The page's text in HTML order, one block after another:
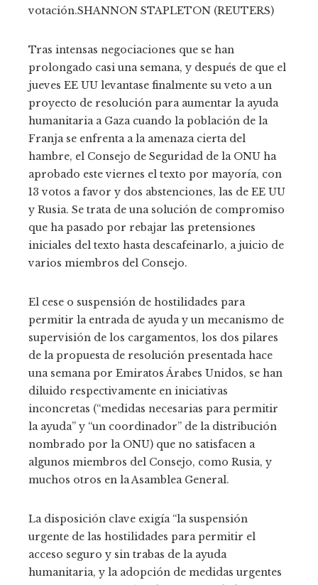
votación.SHANNON STAPLETON (REUTERS)
Tras intensas negociaciones que se han
prolongado casi una semana, y después de que el
jueves EE UU levantase finalmente su veto a un
proyecto de resolución para aumentar la ayuda
humanitaria a Gaza cuando la población de la
Franja se enfrenta a la amenaza cierta del
hambre, el Consejo de Seguridad de la ONU ha
aprobado este viernes el texto por mayoría, con
13 votos a favor y dos abstenciones, las de EE UU
y Rusia. Se trata de una solución de compromiso
que ha pasado por rebajar las pretensiones
iniciales del texto hasta descafeinarlo, a juicio de
varios miembros del Consejo.
El cese o suspensión de hostilidades para
permitir la entrada de ayuda y un mecanismo de
supervisión de los cargamentos, los dos pilares
de la propuesta de resolución presentada hace
una semana por Emiratos Árabes Unidos, se han
diluido respectivamente en iniciativas
inconcretas (“medidas necesarias para permitir
la ayuda” y “un coordinador” de la distribución
nombrado por la ONU) que no satisfacen a
algunos miembros del Consejo, como Rusia, y
muchos otros en la Asamblea General.
La disposición clave exigía “la suspensión
urgente de las hostilidades para permitir el
acceso seguro y sin trabas de la ayuda
humanitaria, y la adopción de medidas urgentes